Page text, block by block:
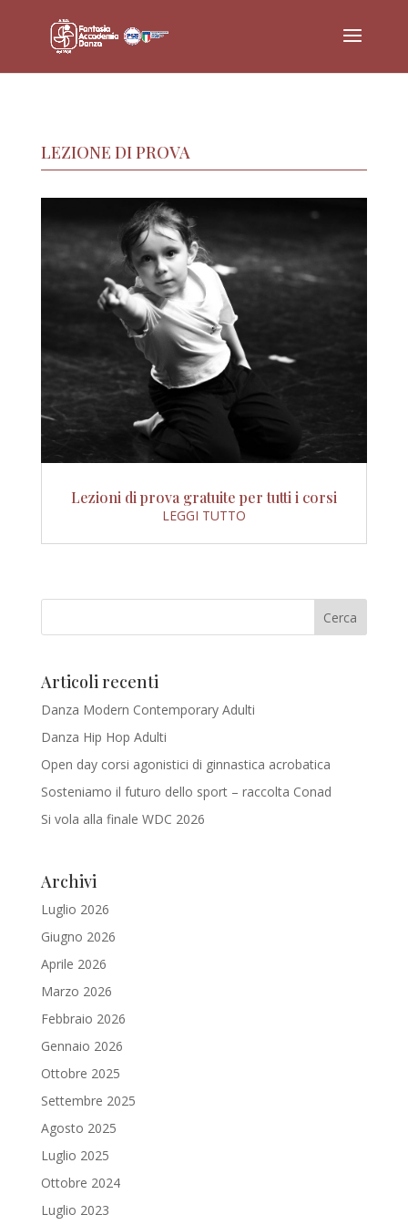
LEZIONE DI PROVA
Lezioni di prova gratuite per tutti i corsi
LEGGI TUTTO
Articoli recenti
Danza Modern Contemporary Adulti
Danza Hip Hop Adulti
Open day corsi agonistici di ginnastica acrobatica
Sosteniamo il futuro dello sport – raccolta Conad
Si vola alla finale WDC 2026
Archivi
Luglio 2026
Giugno 2026
Aprile 2026
Marzo 2026
Febbraio 2026
Gennaio 2026
Ottobre 2025
Settembre 2025
Agosto 2025
Luglio 2025
Ottobre 2024
Luglio 2023